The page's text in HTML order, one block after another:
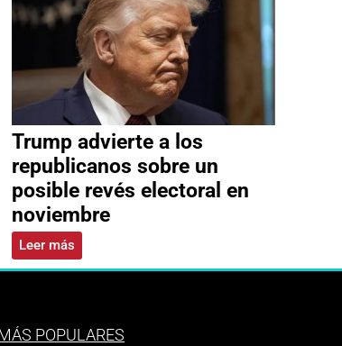
Trump advierte a los
republicanos sobre un
posible revés electoral en
noviembre
Leer más
POPULARES